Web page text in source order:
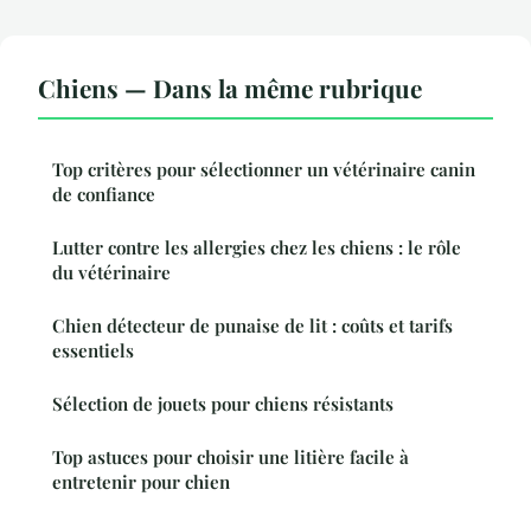
Chiens — Dans la même rubrique
Top critères pour sélectionner un vétérinaire canin
de confiance
Lutter contre les allergies chez les chiens : le rôle
du vétérinaire
Chien détecteur de punaise de lit : coûts et tarifs
essentiels
Sélection de jouets pour chiens résistants
Top astuces pour choisir une litière facile à
entretenir pour chien